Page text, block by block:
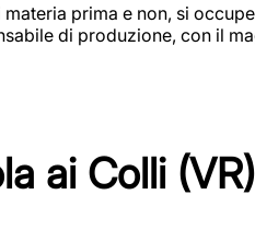
prima e non, si
di produzione, con il
ai Colli (VR)